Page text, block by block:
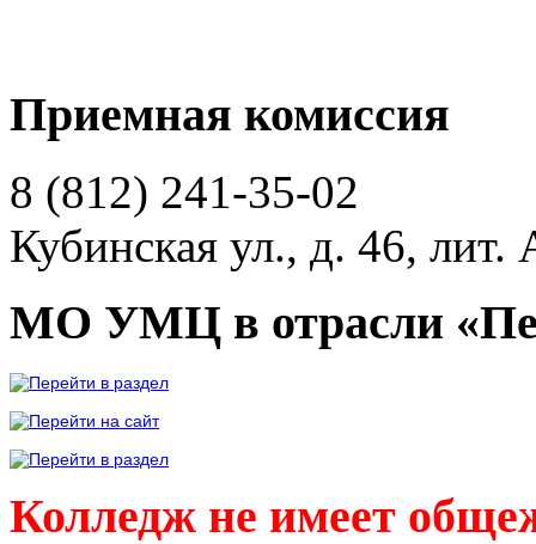
Приемная комиссия
8 (812) 241-35-02
Кубинская ул., д. 46, лит.
МО УМЦ в отрасли
Колледж не имеет